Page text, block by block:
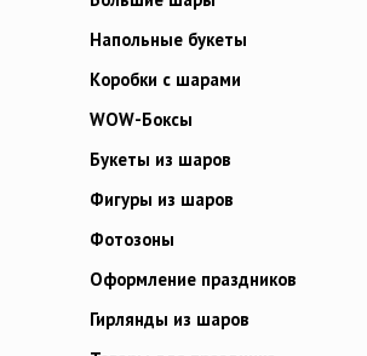
Напольные букеты
Коробки с шарами
WOW-Боксы
Букеты из шаров
Фигуры из шаров
Фотозоны
Оформление праздников
Гирлянды из шаров